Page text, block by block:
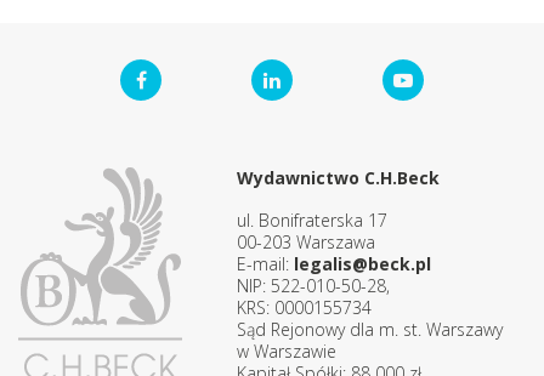
Wydawnictwo C.H.Beck
ul. Bonifraterska 17
00-203 Warszawa
E-mail: legalis@beck.pl
NIP: 522-010-50-28,
KRS: 0000155734
Sąd Rejonowy dla m. st. Warszawy
w Warszawie